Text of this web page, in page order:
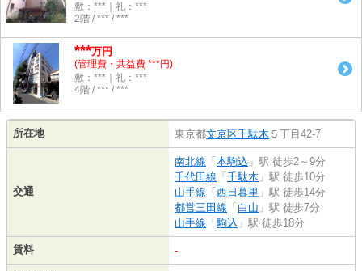
敷：***｜礼：***
2階 / *** / ***
***万円
(管理費・共益費 ***円)
敷：***｜礼：***
4階 / *** / ***
所在地 東京都文京区千駄木 ５丁目42-7
交通
南北線 「 本駒込 」駅 徒歩2～9分
千代田線 「 千駄木 」駅 徒歩10分
山手線 「 西日暮里 」駅 徒歩14分
都営三田線 「 白山 」駅 徒歩7分
山手線 「駒込 」駅 徒歩18分
賃料 -